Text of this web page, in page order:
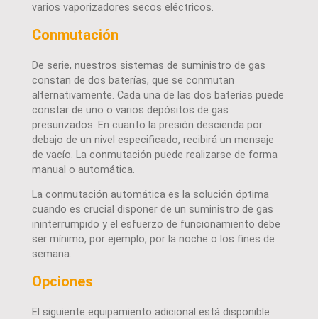
varios vaporizadores secos eléctricos.
Conmutación
De serie, nuestros sistemas de suministro de gas
constan de dos baterías, que se conmutan
alternativamente. Cada una de las dos baterías puede
constar de uno o varios depósitos de gas
presurizados. En cuanto la presión descienda por
debajo de un nivel especificado, recibirá un mensaje
de vacío. La conmutación puede realizarse de forma
manual o automática.
La conmutación automática es la solución óptima
cuando es crucial disponer de un suministro de gas
ininterrumpido y el esfuerzo de funcionamiento debe
ser mínimo, por ejemplo, por la noche o los fines de
semana.
Opciones
El siguiente equipamiento adicional está disponible